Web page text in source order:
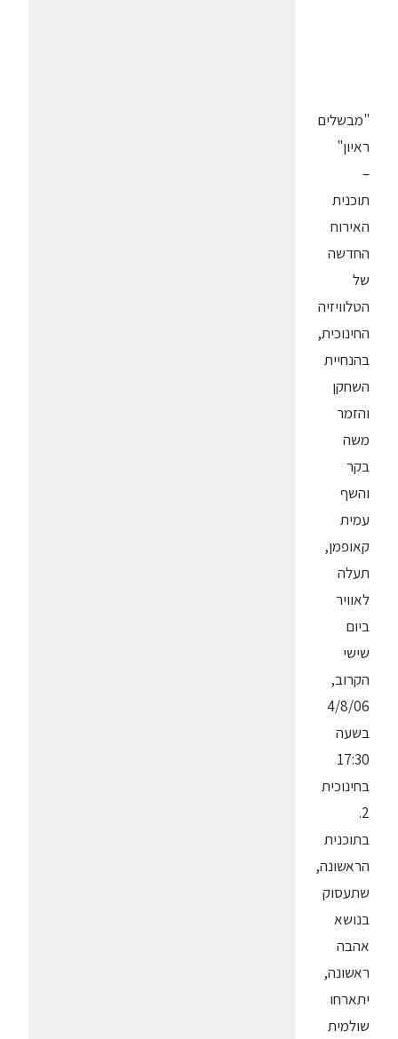
"מבשלים
ראיון"
–
תוכנית
האירוח
החדשה
של
הטלוויזיה
החינוכית,
בהנחיית
השחקן
והזמר
משה
בקר
והשף
עמית
קאופמן,
תעלה
לאוויר
ביום
שישי
הקרוב,
4/8/06
בשעה
17:30
בחינוכית
2.
בתוכנית
הראשונה,
שתעסוק
בנושא
אהבה
ראשונה,
יתארחו
שולמית